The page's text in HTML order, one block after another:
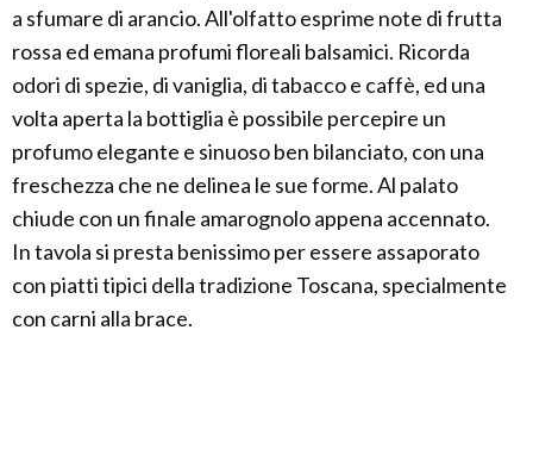
a sfumare di arancio. All'olfatto esprime note di frutta
rossa ed emana profumi floreali balsamici. Ricorda
odori di spezie, di vaniglia, di tabacco e caffè, ed una
volta aperta la bottiglia è possibile percepire un
profumo elegante e sinuoso ben bilanciato, con una
freschezza che ne delinea le sue forme. Al palato
chiude con un finale amarognolo appena accennato.
In tavola si presta benissimo per essere assaporato
con piatti tipici della tradizione Toscana, specialmente
con carni alla brace.